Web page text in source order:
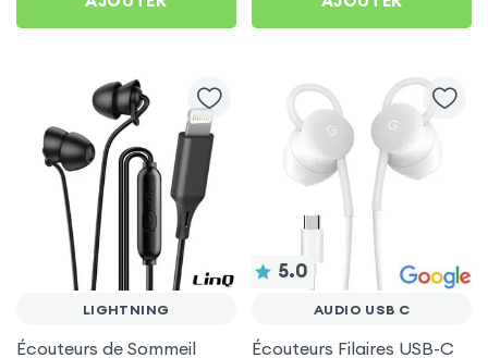
LIGHTNING
Écouteurs de Sommeil
5.0
AUDIO USB C
Écouteurs Filaires USB-C